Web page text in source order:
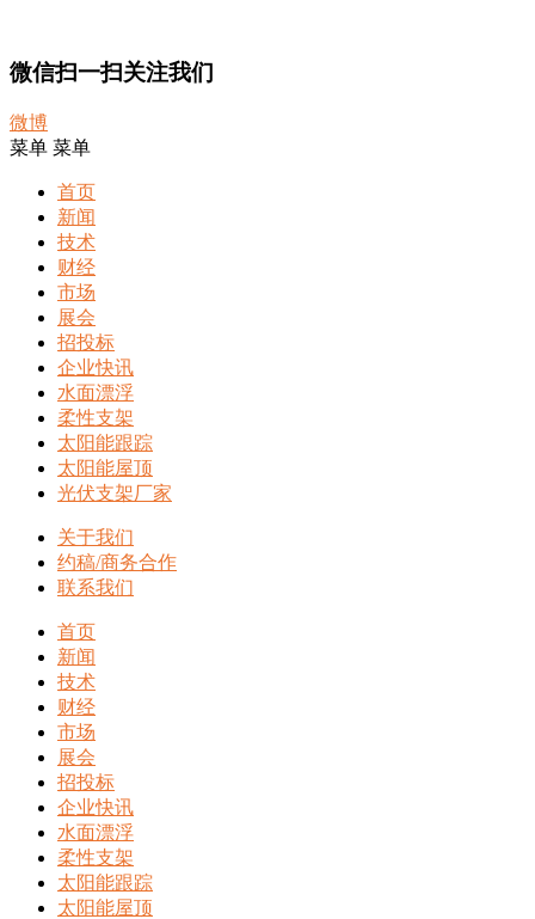
微信扫一扫关注我们
微博
菜单 菜单
首页
新闻
技术
财经
市场
展会
招投标
企业快讯
水面漂浮
柔性支架
太阳能跟踪
太阳能屋顶
光伏支架厂家
关于我们
约稿/商务合作
联系我们
首页
新闻
技术
财经
市场
展会
招投标
企业快讯
水面漂浮
柔性支架
太阳能跟踪
太阳能屋顶